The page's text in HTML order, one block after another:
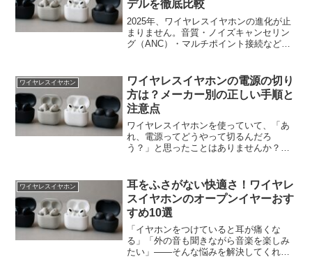
デルを徹底比較
2025年、ワイヤレスイヤホンの進化が止
まりません。音質・ノイズキャンセリン
グ（ANC）・マルチポイント接続などの
「コスパ」という3つの軸から、いま注目
すべき最新モデル...
ワイヤレスイヤホン
ワイヤレスイヤホンの電源の切り
方は？メーカー別の正しい手順と
注意点
ワイヤレスイヤホンを使っていて、「あ
れ、電源ってどうやって切るんだろ
う？」と思ったことはありませんか？ス
知られていないものです。しかも、メー
カーによって操作が微妙に違う...
ワイヤレスイヤホン
耳をふさがない快適さ！ワイヤレ
スイヤホンのオープンイヤーおす
すめ10選
「イヤホンをつけていると耳が痛くな
る」「外の音も聞きながら音楽を楽しみ
たい」——そんな悩みを解決してくれる